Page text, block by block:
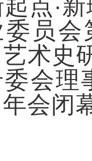
起点·
委员会
术史
委会理
会闭